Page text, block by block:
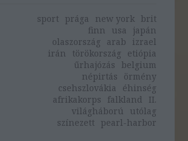
sport prága new york
brit
finn
usa
japán
olaszország
arab
izrael
irán
törökország
etiópia
űrhajózás
belgium
népirtás
örmény
csehszlovákia
éhinség
afrikakorps
falkland
II.
világháború
utólag
színezett
pearl-harbor